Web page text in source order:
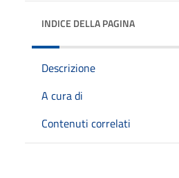
INDICE DELLA PAGINA
Descrizione
A cura di
Contenuti correlati